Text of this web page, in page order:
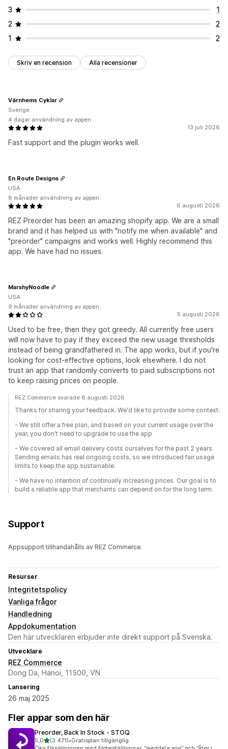
3
1
2
2
1
2
Skriv en recension Alla recensioner
13 juli 2026
Fast support and the plugin works well.
Värnhems Cyklar
Sverige
4 dagar användning av appen
6 augusti 2026
REZ Preorder has been an amazing shopify app. We are a small
brand and it has helped us with "notify me when available" and
"preorder" campaigns and works well. Highly recommend this
app. We have had no issues.
En Route Designs
USA
8 månader användning av appen
5 augusti 2026
Used to be free, then they got greedy. All currently free users
will now have to pay if they exceed the new usage thresholds
instead of being grandfathered in. The app works, but if you're
looking for cost-effective options, look elsewhere. I do not
trust an app that randomly converts to paid subscriptions not
to keep raising prices on people.
MarshyNoodle
USA
9 månader användning av appen
REZ Commerce svarade 6 augusti 2026
Thanks for sharing your feedback. We'd like to provide some context:
- We still offer a free plan, and based on your current usage over the
year, you don't need to upgrade to use the app
- We covered all email delivery costs ourselves for the past 2 years.
Sending emails has real ongoing costs, so we introduced fair usage
limits to keep the app sustainable.
- We have no intention of continually increasing prices. Our goal is to
build a reliable app that merchants can depend on for the long term.
Support
Appsupport tillhandahålls av REZ Commerce.
Resurser
Integritetspolicy
Vanliga frågor
Handledning
Appdokumentation
Den här utvecklaren erbjuder inte direkt support på Svenska.
Utvecklare
REZ Commerce
Dong Da, Hanoi, 11500, VN
Lansering
26 maj 2025
Fler appar som den här
Preorder, Back In Stock ‑ STOQ
5,0av 5 stjärnor
(3 471)
3471 recensioner totalt
•Gratisplan tillgänglig